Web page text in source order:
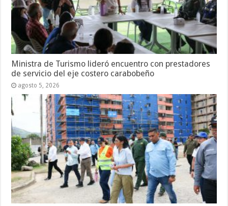
Ministra de Turismo lideró encuentro con prestadores
de servicio del eje costero carabobeño
agosto 5, 2026